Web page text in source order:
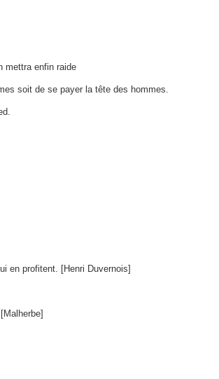
mettra enfin raide
soit de se payer la tête des hommes.
en profitent. [Henri Duvernois]